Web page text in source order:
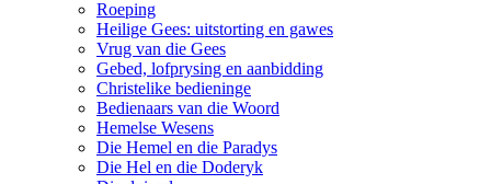
Roeping
Heilige Gees: uitstorting en gawes
Vrug van die Gees
Gebed, lofprysing en aanbidding
Christelike bedieninge
Bedienaars van die Woord
Hemelse Wesens
Die Hemel en die Paradys
Die Hel en die Doderyk